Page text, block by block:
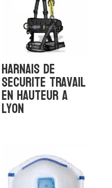
Harnais de
securite travail
en hauteur a
lyon